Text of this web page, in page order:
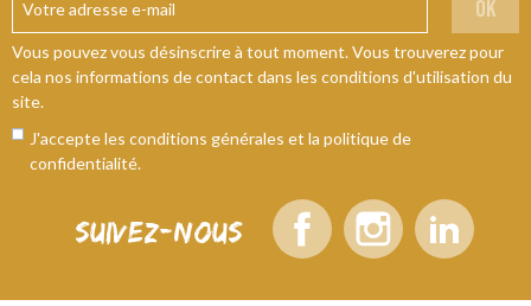
ok
Vous pouvez vous désinscrire à tout moment. Vous trouverez pour
cela nos informations de contact dans les conditions d'utilisation du
site.
J'accepte les conditions générales et la politique de
confidentialité.
Suivez-nous